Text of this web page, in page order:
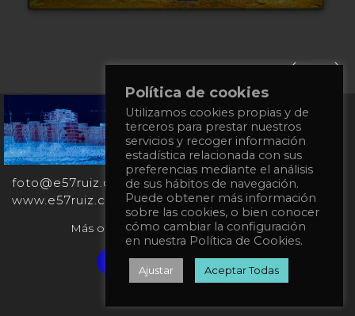
+34
651
862
863
foto@e57ruiz.com
www.e57ruiz.com
Más obras en la galería virtual Singulart:
Verified artist on Singulart
Política de cookies
Utilizamos cookies propias y de
terceros para prestar nuestros
servicios y recoger información
estadística relacionada con sus
preferencias mediante el análisis
de sus hábitos de navegación.
Puede obtener más información
sobre las cookies, o bien conocer
cómo cambiar la configuración
en nuestra Política de Cookies.
Ajustar Aceptar Todas